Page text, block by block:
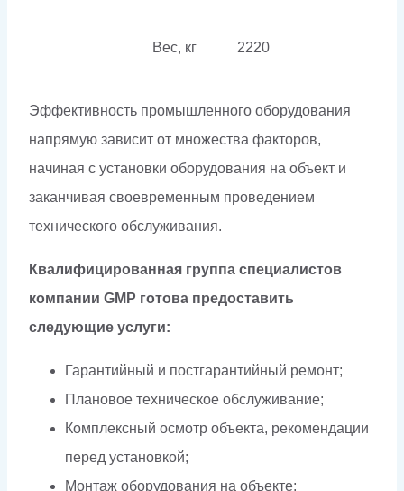
Вес, кг 2220
Эффективность промышленного оборудования
напрямую зависит от множества факторов,
начиная с установки оборудования на объект и
заканчивая своевременным проведением
технического обслуживания.
Квалифицированная группа специалистов
компании GMP готова предоставить
следующие услуги:
Гарантийный и постгарантийный ремонт;
Плановое техническое обслуживание;
Комплексный осмотр объекта, рекомендации
перед установкой;
Монтаж оборудования на объекте;